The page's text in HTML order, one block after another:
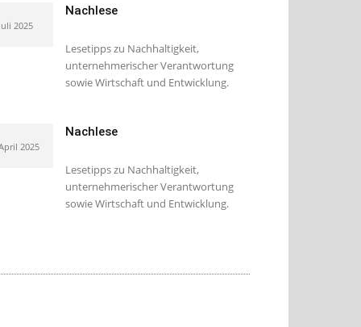
Nachlese
2025
Lesetipps zu Nachhaltigkeit,
unternehmerischer Verantwortung
sowie Wirtschaft und Entwicklung.
Nachlese
2025
Lesetipps zu Nachhaltigkeit,
unternehmerischer Verantwortung
sowie Wirtschaft und Entwicklung.